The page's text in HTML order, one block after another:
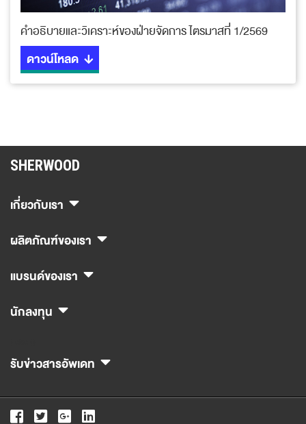
คำอธิบายและวิเคราะห์ของฝ่ายจัดการ ไตรมาสที่ 1/2569
ดาวน์โหลด
SHERWOOD
เกี่ยวกับเรา
ผลิตภัณฑ์ของเรา
แบรนด์ของเรา
นักลงทุน
รับข่าวสารอัพเดท